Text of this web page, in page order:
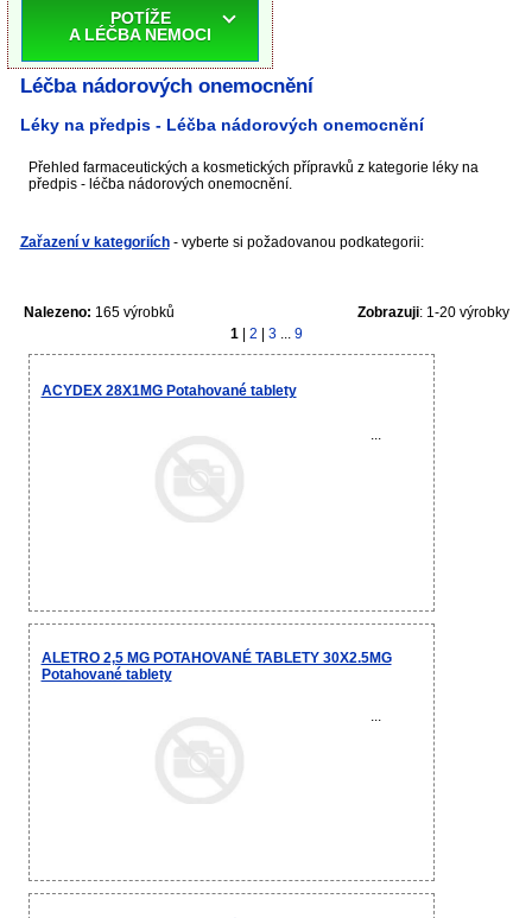
POTÍŽE
A LÉČBA NEMOCI
Léčba nádorových onemocnění
Léky na předpis - Léčba nádorových onemocnění
Přehled farmaceutických a kosmetických přípravků z kategorie léky na
předpis - léčba nádorových onemocnění.
Zařazení v kategoriích - vyberte si požadovanou podkategorii:
Nalezeno: 165 výrobků Zobrazuji: 1-20 výrobky
1
2 3... 9
ACYDEX 28X1MG Potahované tablety
...
ALETRO 2,5 MG POTAHOVANÉ TABLETY 30X2.5MG
Potahované tablety
...